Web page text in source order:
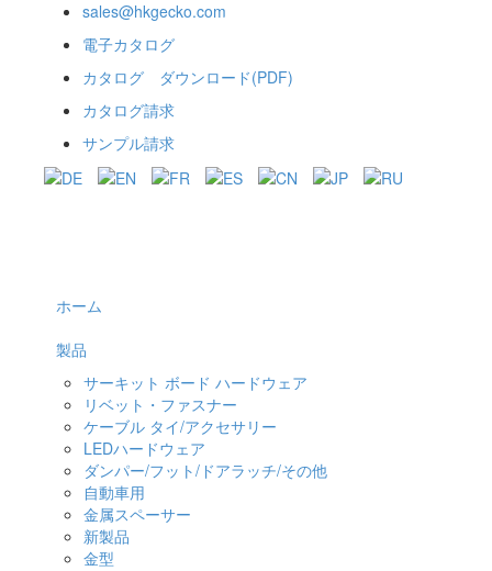
sales@hkgecko.com
電子カタログ
カタログ ダウンロード(PDF)
カタログ請求
サンプル請求
ホーム
製品
サーキット ボード ハードウェア
リベット・ファスナー
ケーブル タイ/アクセサリー
LEDハードウェア
ダンパー/フット/ドアラッチ/その他
自動車用
金属スペーサー
新製品
金型